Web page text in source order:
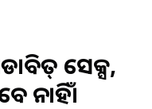
ସେକ୍ସ,
ନାହିଁ।